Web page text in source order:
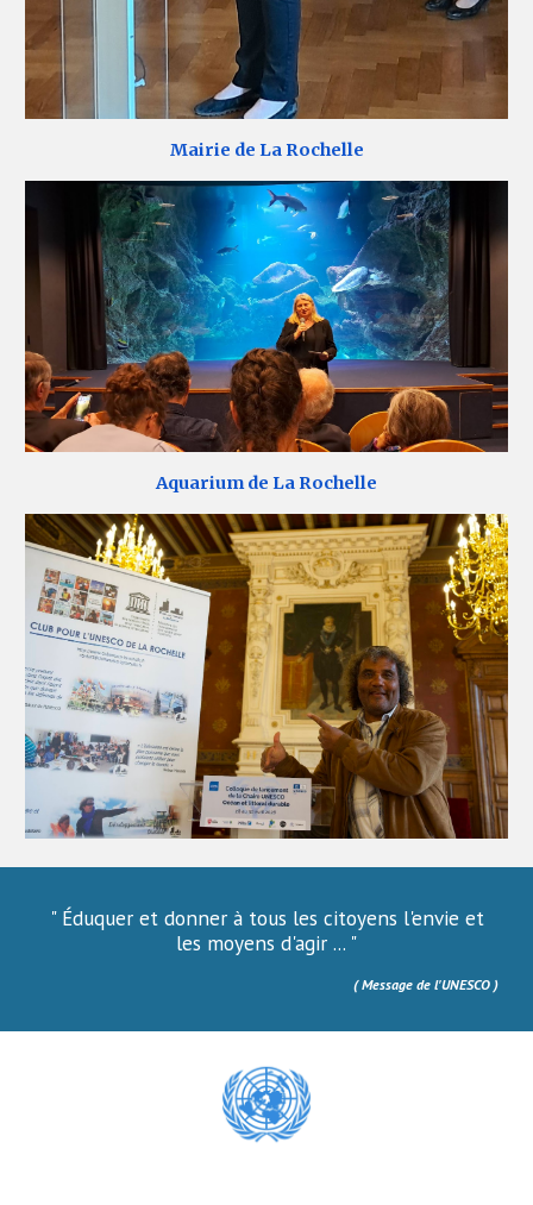
Mairie de La Rochelle
Aquarium de La Rochelle
" Éduquer et donner à tous les citoyens l'envie et
les moyens d'agir ... "
( Message de l'UNESCO )